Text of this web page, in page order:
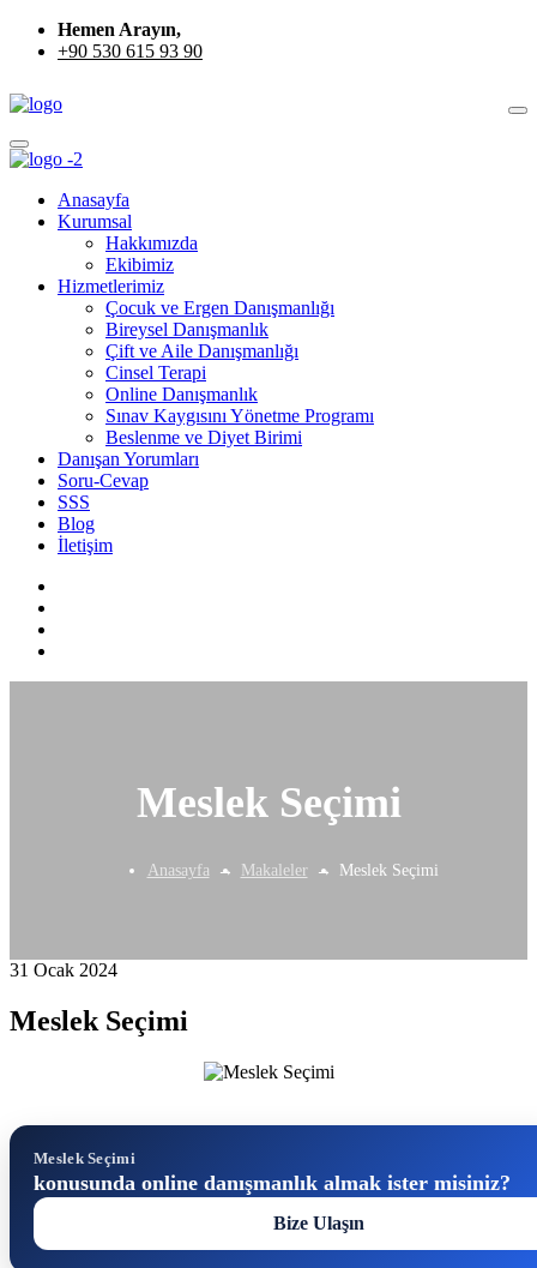
Hemen Arayın,
+90 530 615 93 90
Anasayfa
Kurumsal
Hakkımızda
Ekibimiz
Hizmetlerimiz
Çocuk ve Ergen Danışmanlığı
Bireysel Danışmanlık
Çift ve Aile Danışmanlığı
Cinsel Terapi
Online Danışmanlık
Sınav Kaygısını Yönetme Programı
Beslenme ve Diyet Birimi
Danışan Yorumları
Soru-Cevap
SSS
Blog
İletişim
Meslek Seçimi
Anasayfa Makaleler Meslek Seçimi
31 Ocak 2024
Meslek Seçimi
Meslek Seçimi
konusunda online danışmanlık almak ister misiniz?
Bize Ulaşın